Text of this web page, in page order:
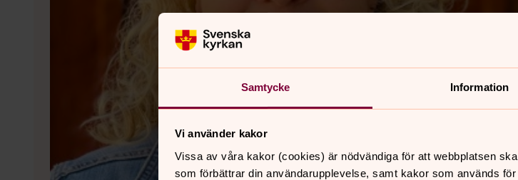
Samtycke Information
Vi använder kakor
Vissa av våra kakor (cookies) är nödvändiga för att webbplatsen
som förbättrar din användarupplevelse, samt kakor som används